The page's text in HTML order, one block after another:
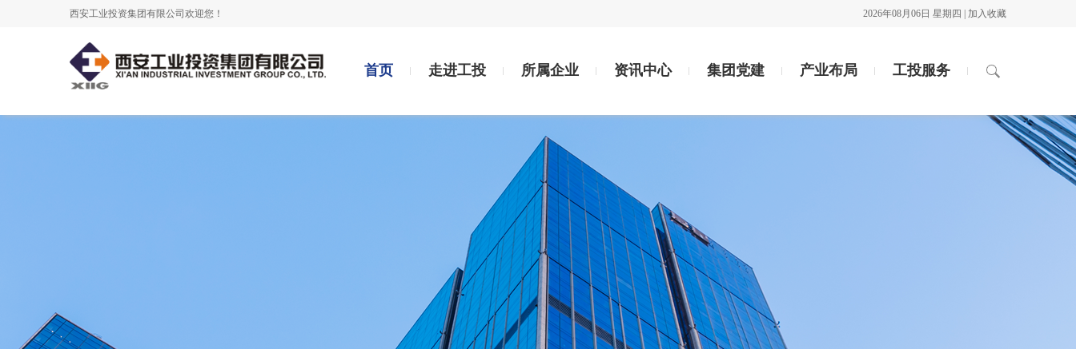
西安工业投资集团有限公司欢迎您！ 2026年08月06日 星期四 | 加入收藏
首页 走进工投 所属企业 资讯中心 集团党建 产业布局 工投服务